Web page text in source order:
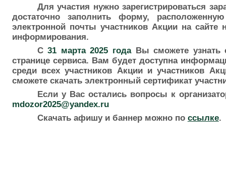
Для участия нужно зарегистрироваться
достаточно заполнить форму,
электронной почты участников Акции на
информирования.
С31 марта 2025 годаВы сможете узнать
странице сервиса. Вам будет доступна
среди всех участников Акции и участников
сможете скачать электронный сертификат
Если у Вас остались вопросы к
mdozor2025@yandex.ru
Скачать афишу и баннер можно по ссылке.